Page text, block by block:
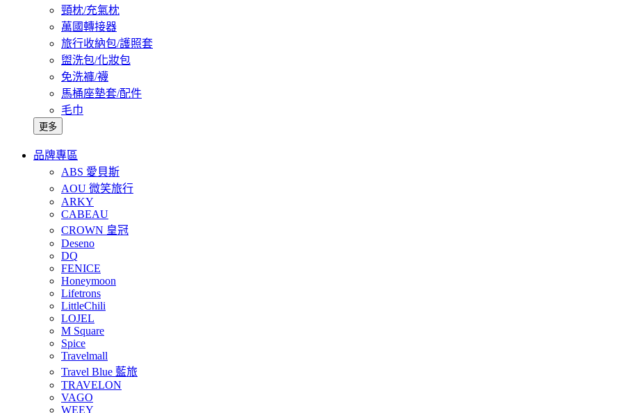
頸枕/充氣枕
萬國轉接器
旅行收納包/護照套
盥洗包/化妝包
免洗褲/襪
馬桶座墊套/配件
毛巾
更多
品牌專區
ABS 愛貝斯
AOU 微笑旅行
ARKY
CABEAU
CROWN 皇冠
Deseno
DQ
FENICE
Honeymoon
Lifetrons
LittleChili
LOJEL
M Square
Spice
Travelmall
Travel Blue 藍旅
TRAVELON
VAGO
WEEY